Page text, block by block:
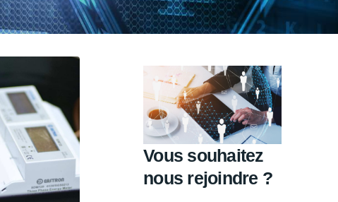
Vous souhaitez
nous rejoindre ?